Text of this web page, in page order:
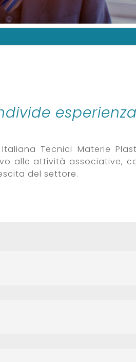
Tecnici Materie
alle attività associative,
del settore.